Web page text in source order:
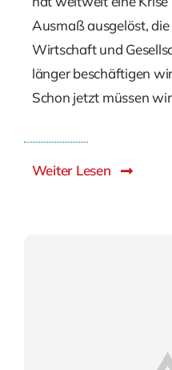
Ausmaß ausgelöst,
Wirtschaft und
länger beschäftigen
Schon jetzt müssen
Weiter Lesen